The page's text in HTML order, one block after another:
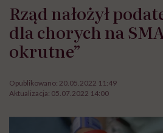
Rząd nałożył
dla chorych na
okrutne”
Opublikowano: 20.05.2022 11:49
Aktualizacja: 05.07.2022 14:00